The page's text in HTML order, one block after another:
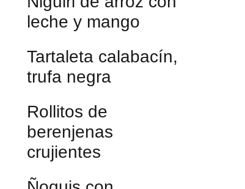
leche y mango
Tartaleta calabacín,
trufa negra
Rollitos de
berenjenas
crujientes